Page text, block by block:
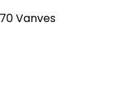
Vanves